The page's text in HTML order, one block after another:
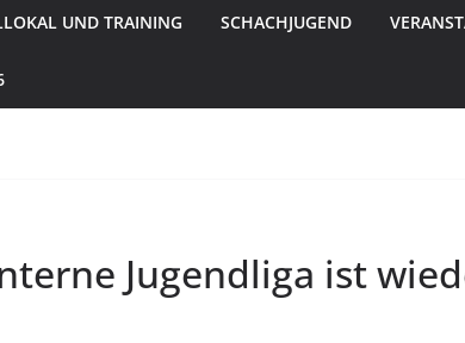
UND TRAINING SCHACHJUGEND
Jugendliga ist